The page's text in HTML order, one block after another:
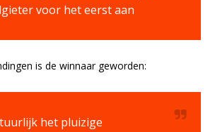
voor het eerst aan
is de winnaar geworden:
het pluizige